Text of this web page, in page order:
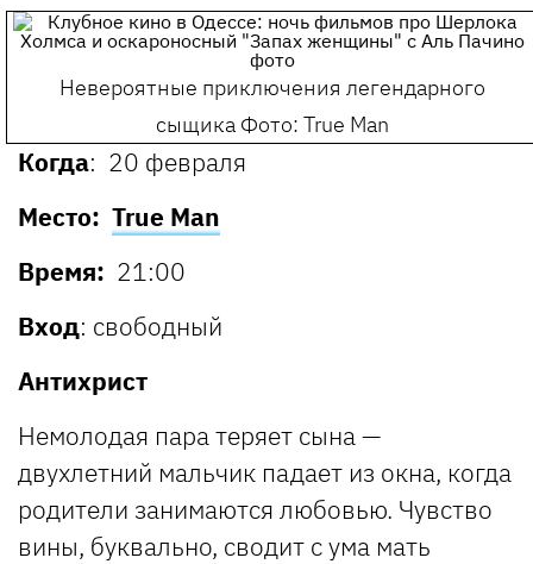
Невероятные приключения легендарного
сыщика Фото: True Man
Когда: 20 февраля
Место: True Man
Время: 21:00
Вход: свободный
Антихрист
Немолодая пара теряет сына —
двухлетний мальчик падает из окна, когда
родители занимаются любовью. Чувство
вины, буквально, сводит с ума мать